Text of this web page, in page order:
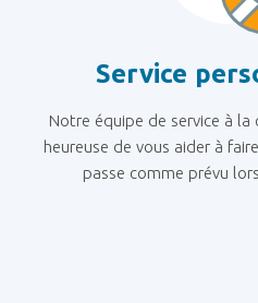
Service
Notre équipe de service à
heureuse de vous aider à
passe comme prévu